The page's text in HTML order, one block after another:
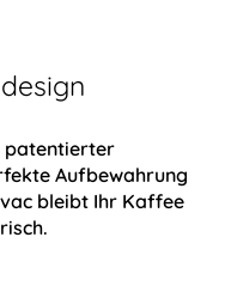
patentierter
Aufbewahrung
bleibt Ihr Kaffee